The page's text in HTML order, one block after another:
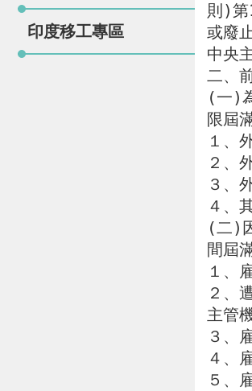
印度移工專區
則)第
或廢
中央
二、
(一)
限屆
１、
２、
３、
４、
(二)
間屆
１、
２、
主管
３、
４、
５、